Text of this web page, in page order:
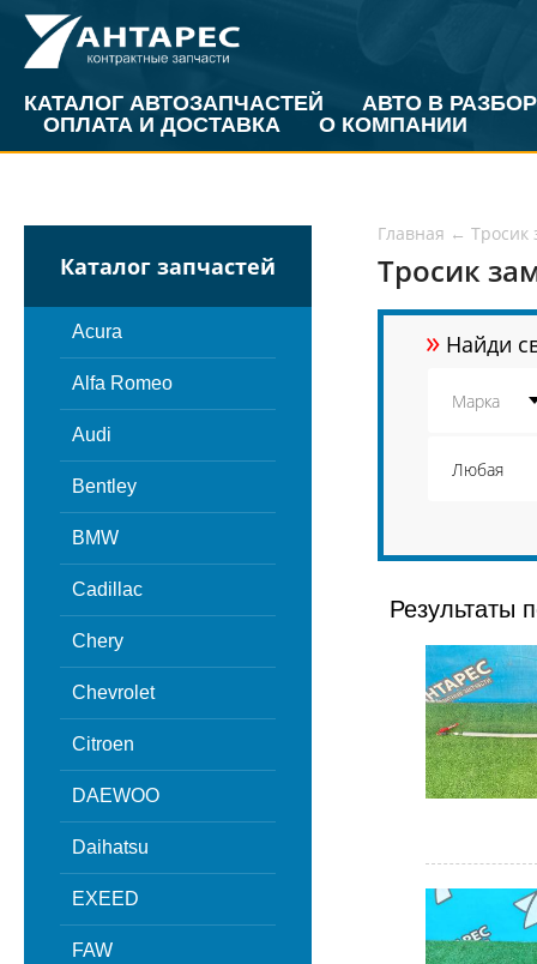
КАТАЛОГ АВТОЗАПЧАСТЕЙ
АВТО В РАЗБОР
ОПЛАТА И ДОСТАВКА
О КОМПАНИИ
Каталог запчастей
Acura
Alfa Romeo
Audi
Bentley
BMW
Cadillac
Chery
Chevrolet
Citroen
DAEWOO
Daihatsu
EXEED
FAW
Главная ← Тросик
Тросик
» Найди
Результаты